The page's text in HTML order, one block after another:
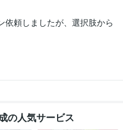
依頼しましたが、選択肢から
の人気サービス